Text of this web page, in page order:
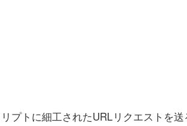
プトに細工されたURLリクエストを送